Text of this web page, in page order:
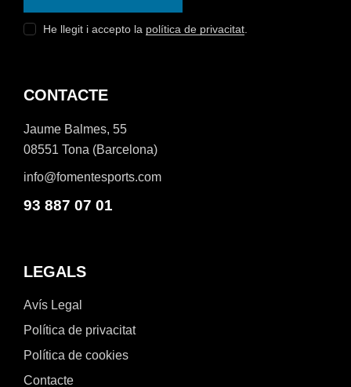
He llegit i accepto la política de privacitat
CONTACTE
Jaume Balmes, 55
08551 Tona (Barcelona)
info@fomentesports.com
93 887 07 01
LEGALS
Avís Legal
Política de privacitat
Política de cookies
Contacte